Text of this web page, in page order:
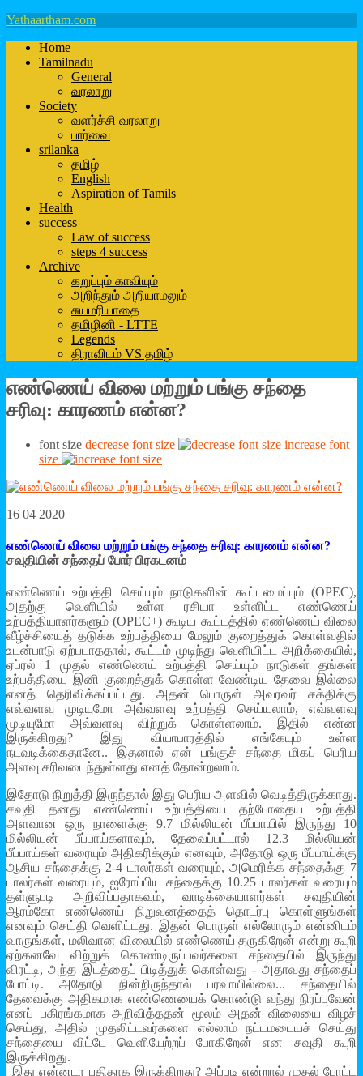
Yathaartham.com
Home
Tamilnadu
General
வரலாறு
Society
வளர்ச்சி வரலாறு
பார்வை
srilanka
தமிழ்
English
Aspiration of Tamils
Health
success
Law of success
steps 4 success
Archive
கறுப்பும் காவியும்
அறிந்தும் அறியாமலும்
சுயமரியாதை
தமிழினி - LTTE
Legends
திராவிடம் VS தமிழ்
எண்ணெய் விலை மற்றும் பங்கு சந்தை
சரிவு: காரணம் என்ன?
font size decrease font size
increase font
size
16 04 2020
எண்ணெய் விலை மற்றும் பங்கு சந்தை சரிவு: காரணம் என்ன?
சவுதியின் சந்தைப் போர் பிரகடனம்
எண்ணெய் உற்பத்தி செய்யும் நாடுகளின் கூட்டமைப்பும் (OPEC),
அதற்கு வெளியில் உள்ள ரசியா உள்ளிட்ட எண்ணெய்
உற்பத்தியாளர்களும் (OPEC+) கூடிய கூட்டத்தில் எண்ணெய் விலை
வீழ்ச்சியைத் தடுக்க உற்பத்தியை மேலும் குறைத்துக் கொள்வதில்
உடன்பாடு ஏற்படாததால், கூட்டம் முடிந்து வெளியிட்ட அறிக்கையில்,
ஏப்ரல் 1 முதல் எண்ணெய் உற்பத்தி செய்யும் நாடுகள் தங்கள்
உற்பத்தியை இனி குறைத்துக் கொள்ள வேண்டிய தேவை இல்லை
எனத் தெரிவிக்கப்பட்டது. அதன் பொருள் அவரவர் சக்திக்கு
எவ்வளவு முடியுமோ அவ்வளவு உற்பத்தி செய்யலாம், எவ்வளவு
முடியுமோ அவ்வளவு விற்றுக் கொள்ளலாம். இதில் என்ன
இருக்கிறது? இது வியாபாரத்தில் எங்கேயும் உள்ள
நடவடிக்கைதானே.. இதனால் ஏன் பங்குச் சந்தை மிகப் பெரிய
அளவு சரிவடைந்துள்ளது எனத் தோன்றலாம்.
இதோடு நிறுத்தி இருந்தால் இது பெரிய அளவில் வெடித்திருக்காது.
சவுதி தனது எண்ணெய் உற்பத்தியை தற்போதைய உற்பத்தி
அளவான ஒரு நாளைக்கு 9.7 மில்லியன் பீப்பாயில் இருந்து 10
மில்லியன் பீப்பாய்களாவும், தேவைப்பட்டால் 12.3 மில்லியன்
பீப்பாய்கள் வரையும் அதிகரிக்கும் எனவும், அதோடு ஒரு பீப்பாய்க்கு
ஆசிய சந்தைக்கு 2-4 டாலர்கள் வரையும், அமெரிக்க சந்தைக்கு 7
டாலர்கள் வரையும், ஐரோப்பிய சந்தைக்கு 10.25 டாலர்கள் வரையும்
தள்ளுபடி அறிவிப்பதாகவும், வாடிக்கையாளர்கள் சவுதியின்
ஆரம்கோ எண்ணெய் நிறுவனத்தைத் தொடர்பு கொள்ளுங்கள்
எனவும் செய்தி வெளிட்டது. இதன் பொருள் எல்லோரும் என்னிடம்
வாருங்கள், மலிவான விலையில் எண்ணெய் தருகிறேன் என்று கூறி
ஏற்கனவே விற்றுக் கொண்டிருப்பவர்களை சந்தையில் இருந்து
விரட்டி, அந்த இடத்தைப் பிடித்துக் கொள்வது - அதாவது சந்தைப்
போட்டி. அதோடு நின்றிருந்தால் பரவாயில்லை... சந்தையில்
தேவைக்கு அதிகமாக எண்ணெயைக் கொண்டு வந்து நிரப்புவேன்
எனப் பகிரங்கமாக அறிவித்ததன் மூலம் அதன் விலையை விழச்
செய்து, அதில் முதலிட்டவர்களை எல்லாம் நட்டமடையச் செய்து
சந்தையை விட்டே வெளியேற்றப் போகிறேன் என சவுதி கூறி
இருக்கிறது.
இது என்னடா புதிதாக இருக்கிறது? அப்படி என்றால் முதல் போட்ட